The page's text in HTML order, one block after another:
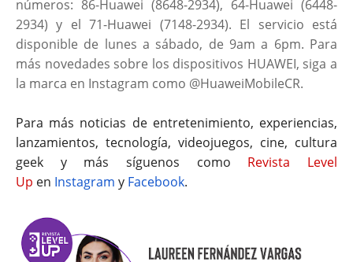
números: 86-Huawei (8648-2934), 64-Huawei (6448-
2934) y el 71-Huawei (7148-2934). El servicio está
disponible de lunes a sábado, de 9am a 6pm. Para
más novedades sobre los dispositivos HUAWEI, siga a
la marca en Instagram como @HuaweiMobileCR.
Para más noticias de entretenimiento, experiencias,
lanzamientos, tecnología, videojuegos, cine, cultura
geek y más síguenos como Revista Level
Up en Instagram y Facebook.